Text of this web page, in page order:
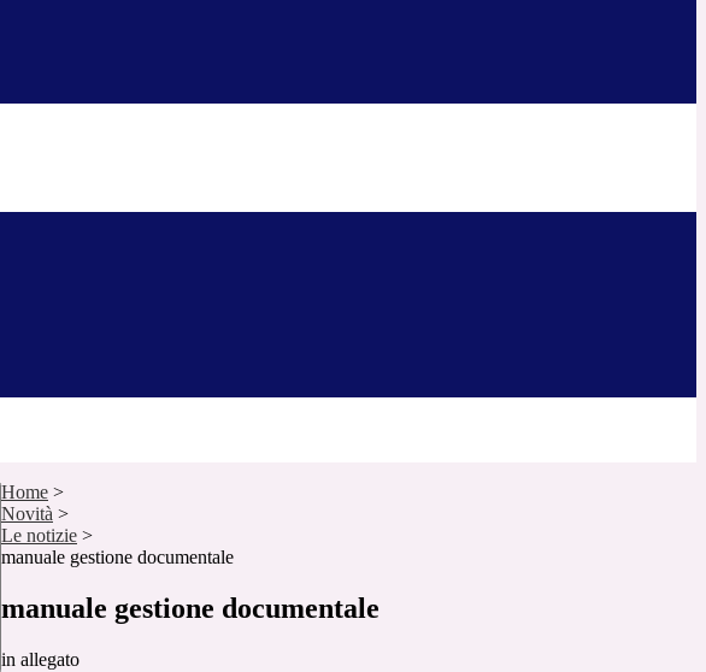
Home >
Novità >
Le notizie >
manuale gestione documentale
manuale gestione documentale
in allegato